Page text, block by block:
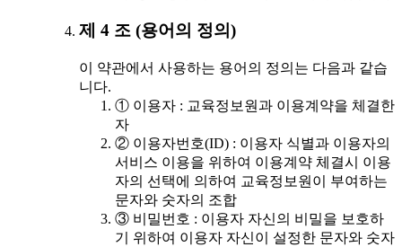
제 4 조 (용어의 정의)
이 약관에서 사용하는 용어의 정의는 다음과 같습
니다.
① 이용자 : 교육정보원과 이용계약을 체결한
자
② 이용자번호(ID) : 이용자 식별과 이용자의
서비스 이용을 위하여 이용계약 체결시 이용
자의 선택에 의하여 교육정보원이 부여하는
문자와 숫자의 조합
③ 비밀번호 : 이용자 자신의 비밀을 보호하
기 위하여 이용자 자신이 설정한 문자와 숫자